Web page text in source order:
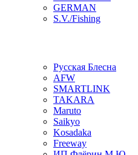
GERMAN
S.V./Fishing
Русская Блесна
AFW
SMARTLINK
TAKARA
Maruto
Saikyo
Kosadaka
Freeway